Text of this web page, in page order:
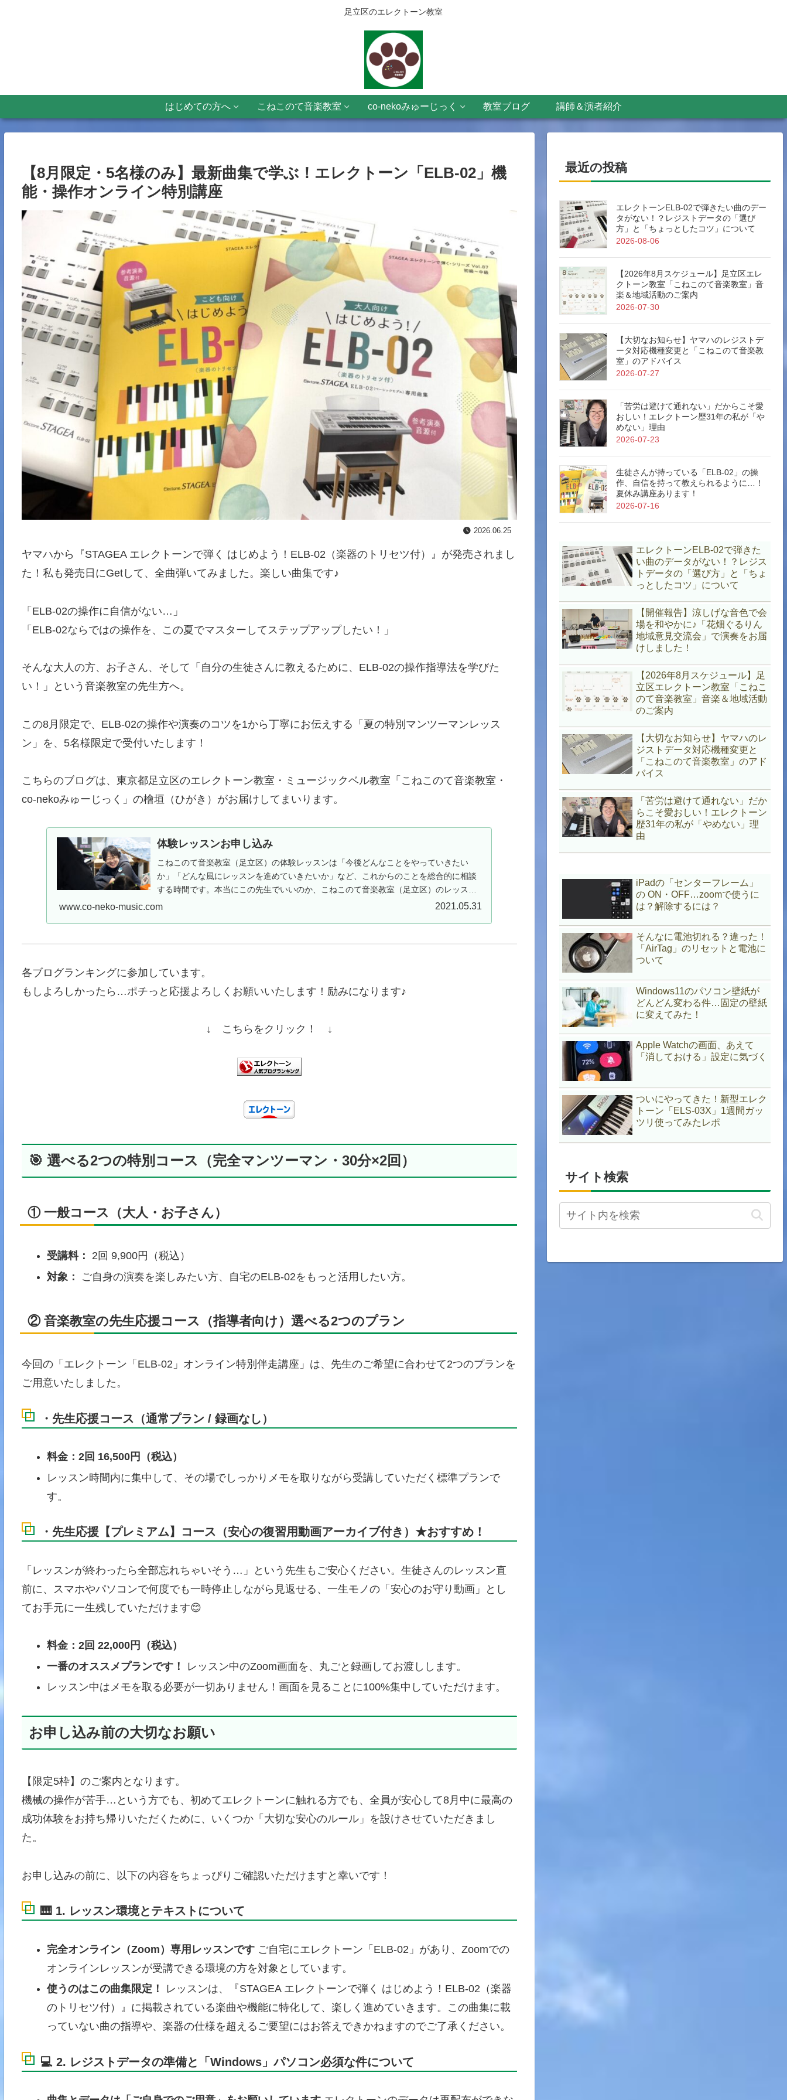
足立区のエレクトーン教室
はじめての方へ こねこのて音楽教室 co-nekoみゅーじっく 教室ブログ 講師＆演者紹介
【8月限定・5名様のみ】最新曲集で学ぶ！エレクトーン「ELB-02」機
能・操作オンライン特別講座
2026.06.25
ヤマハから『STAGEA エレクトーンで弾く はじめよう！ELB-02（楽器のトリセツ付）』が発売されまし
た！私も発売日にGetして、全曲弾いてみました。楽しい曲集です♪
「ELB-02の操作に自信がない…」
「ELB-02ならではの操作を、この夏でマスターしてステップアップしたい！」
そんな大人の方、お子さん、そして「自分の生徒さんに教えるために、ELB-02の操作指導法を学びた
い！」という音楽教室の先生方へ。
この8月限定で、ELB-02の操作や演奏のコツを1から丁寧にお伝えする「夏の特別マンツーマンレッス
ン」を、5名様限定で受付いたします！
こちらのブログは、東京都足立区のエレクトーン教室・ミュージックベル教室「こねこのて音楽教室・
co-nekoみゅーじっく」の檜垣（ひがき）がお届けしてまいります。
体験レッスンお申し込み
こねこのて音楽教室（足立区）の体験レッスンは「今後どんなことをやっていきたい
か」「どんな風にレッスンを進めていきたいか」など、これからのことを総合的に相談
する時間です。本当にこの先生でいいのか、こねこのて音楽教室（足立区）のレッスン
で僕の、…
www.co-neko-music.com 2021.05.31
各ブログランキングに参加しています。
もしよろしかったら…ポチっと応援よろしくお願いいたします！励みになります♪
↓ こちらをクリック！ ↓
🎯 選べる2つの特別コース（完全マンツーマン・30分×2回）
① 一般コース（大人・お子さん）
受講料：
2回 9,900円（税込）
対象：
ご自身の演奏を楽しみたい方、自宅のELB-02をもっと活用したい方。
② 音楽教室の先生応援コース（指導者向け）選べる2つのプラン
今回の「エレクトーン「ELB-02」オンライン特別伴走講座」は、先生のご希望に合わせて2つのプランを
ご用意いたしました。
・先生応援コース（通常プラン / 録画なし）
料金：2回 16,500円（税込）
レッスン時間内に集中して、その場でしっかりメモを取りながら受講していただく標準プランで
す。
・先生応援【プレミアム】コース（安心の復習用動画アーカイブ付き）★おすすめ！
「レッスンが終わったら全部忘れちゃいそう…」という先生もご安心ください。生徒さんのレッスン直
前に、スマホやパソコンで何度でも一時停止しながら見返せる、一生モノの「安心のお守り動画」とし
てお手元に一生残していただけます😊
料金：2回 22,000円（税込）
一番のオススメプランです！
レッスン中のZoom画面を、丸ごと録画してお渡しします。
レッスン中はメモを取る必要が一切ありません！画面を見ることに100%集中していただけます。
お申し込み前の大切なお願い
【限定5枠】のご案内となります。
機械の操作が苦手…という方でも、初めてエレクトーンに触れる方でも、全員が安心して8月中に最高の
成功体験をお持ち帰りいただくために、いくつか「大切な安心のルール」を設けさせていただきまし
た。
お申し込みの前に、以下の内容をちょっぴりご確認いただけますと幸いです！
🎹 1. レッスン環境とテキストについて
完全オンライン（Zoom）専用レッスンです ご自宅にエレクトーン「ELB-02」があり、Zoomでの
オンラインレッスンが受講できる環境の方を対象としています。
使うのはこの曲集限定！
レッスンは、『STAGEA エレクトーンで弾く はじめよう！ELB-02（楽器
のトリセツ付）』に掲載されている楽曲や機能に特化して、楽しく進めていきます。この曲集に載
っていない曲の指導や、楽器の仕様を超えるご要望にはお答えできかねますのでご了承ください。
💻 2. レジストデータの準備と「Windows」パソコン必須な件について
最近の投稿
エレクトーンELB-02で弾きたい曲のデー
タがない！？レジストデータの「選び
方」と「ちょっとしたコツ」について
2026-08-06
【2026年8月スケジュール】足立区エレ
クトーン教室「こねこのて音楽教室」音
楽＆地域活動のご案内
2026-07-30
【大切なお知らせ】ヤマハのレジストデ
ータ対応機種変更と「こねこのて音楽教
室」のアドバイス
2026-07-27
「苦労は避けて通れない」だからこそ愛
おしい！エレクトーン歴31年の私が「や
めない」理由
2026-07-23
生徒さんが持っている「ELB-02」の操
作、自信を持って教えられるように…！
夏休み講座あります！
2026-07-16
エレクトーンELB-02で弾きた
い曲のデータがない！？レジス
トデータの「選び方」と「ちょ
っとしたコツ」について
【開催報告】涼しげな音色で会
場を和やかに♪「花畑ぐるりん
地域意見交流会」で演奏をお届
けしました！
【2026年8月スケジュール】足
立区エレクトーン教室「こねこ
のて音楽教室」音楽＆地域活動
のご案内
【大切なお知らせ】ヤマハのレ
ジストデータ対応機種変更と
「こねこのて音楽教室」のアド
バイス
「苦労は避けて通れない」だか
らこそ愛おしい！エレクトーン
歴31年の私が「やめない」理
由
iPadの「センターフレーム」
の ON・OFF…zoomで使うに
は？解除するには？
そんなに電池切れる？違った！
「AirTag」のリセットと電池に
ついて
Windows11のパソコン壁紙が
どんどん変わる件…固定の壁紙
に変えてみた！
Apple Watchの画面、あえて
「消しておける」設定に気づく
ついにやってきた！新型エレク
トーン「ELS-03X」1週間ガッ
ツリ使ってみたレポ
サイト検索